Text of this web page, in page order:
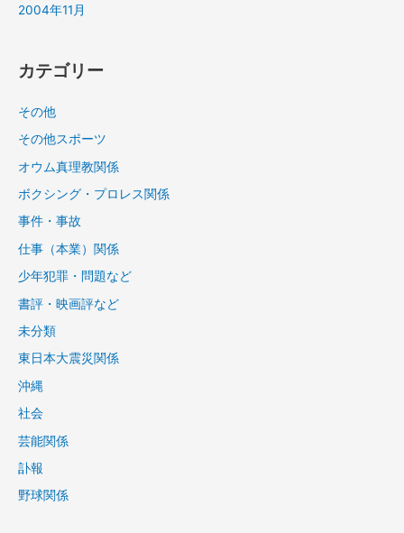
2004年11月
カテゴリー
その他
その他スポーツ
オウム真理教関係
ボクシング・プロレス関係
事件・事故
仕事（本業）関係
少年犯罪・問題など
書評・映画評など
未分類
東日本大震災関係
沖縄
社会
芸能関係
訃報
野球関係